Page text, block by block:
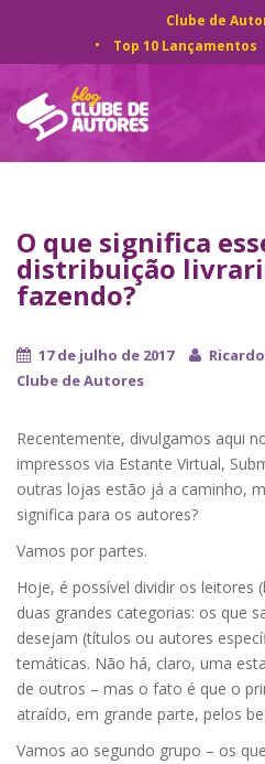
Clube de
Top 10 Lançamentos
O que significa
distribuição
fazendo?
17 de julho de 2017
Clube de Autores
Recentemente, divulgamos aqui
impressos via Estante Virtual,
outras lojas estão já a caminho,
significa para os autores?
Vamos por partes.
Hoje, é possível dividir os leitores
duas grandes categorias: os que
desejam (títulos ou autores
temáticas. Não há, claro, uma
de outros – mas o fato é que o
atraído, em grande parte, pelos
Vamos ao segundo grupo – os